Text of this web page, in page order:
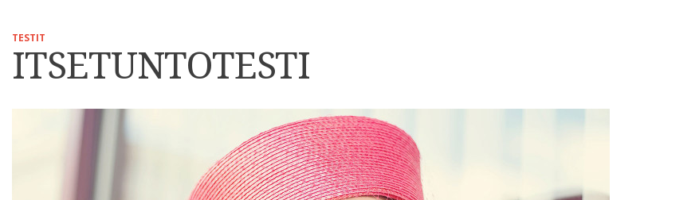
TESTIT
ITSETUNTOTESTI